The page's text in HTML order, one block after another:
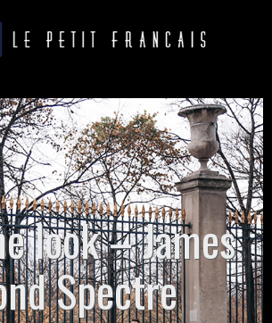
look – James
Spectre